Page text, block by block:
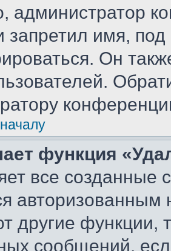
администратор
запретил имя,
Он
функция
все созданные
другие функции,
сообщений,